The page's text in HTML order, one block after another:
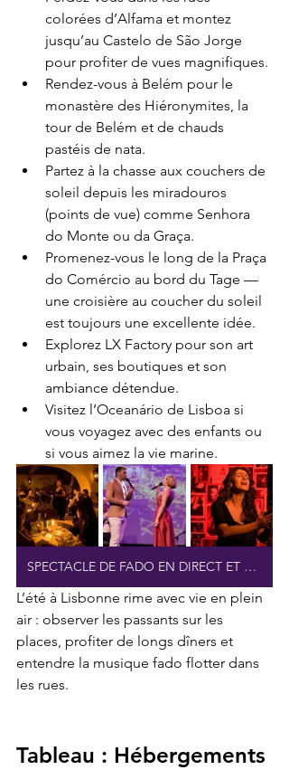
colorées d’Alfama et montez
jusqu’au Castelo de São Jorge
pour profiter de vues magnifiques.
Rendez-vous à Belém pour le
monastère des Hiéronymites, la
tour de Belém et de chauds
pastéis de nata.
Partez à la chasse aux couchers de
soleil depuis les miradouros
(points de vue) comme Senhora
do Monte ou da Graça.
Promenez-vous le long de la Praça
do Comércio au bord du Tage —
une croisière au coucher du soleil
est toujours une excellente idée.
Explorez LX Factory pour son art
urbain, ses boutiques et son
ambiance détendue.
Visitez l’Oceanário de Lisboa si
vous voyagez avec des enfants ou
si vous aimez la vie marine.
SPECTACLE DE FADO EN DIRECT ET VIN DE PORTO
L’été à Lisbonne rime avec vie en plein
air : observer les passants sur les
places, profiter de longs dîners et
entendre la musique fado flotter dans
les rues.
Tableau : Hébergements